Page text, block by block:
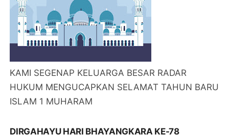
KAMI SEGENAP KELUARGA BESAR RADAR
HUKUM MENGUCAPKAN SELAMAT TAHUN BARU
ISLAM 1 MUHARAM
DIRGAHAYU HARI BHAYANGKARA KE-78